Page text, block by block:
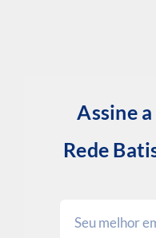
Assine
Rede